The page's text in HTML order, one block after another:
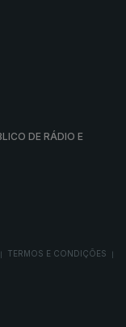
DE RÁDIO E
TERMOS E CONDIÇÕES